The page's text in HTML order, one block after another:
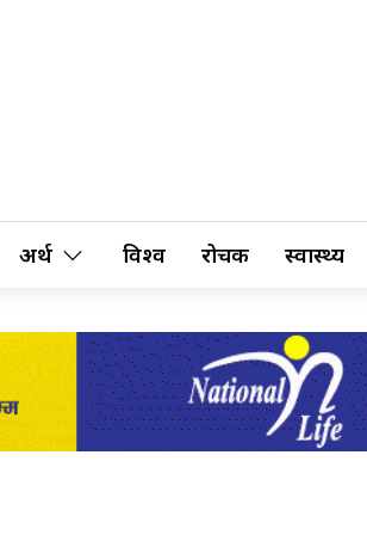
अर्थ विश्व रोचक स्वास्थ्य